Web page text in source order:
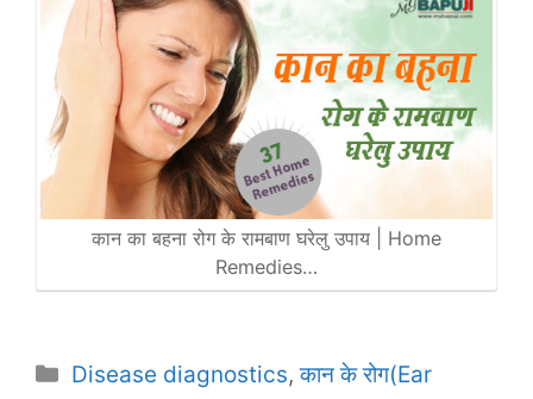
कान का बहना रोग के रामबाण घरेलु उपाय | Home
Remedies…
Categories
Disease diagnostics,कान के रोग(Ear